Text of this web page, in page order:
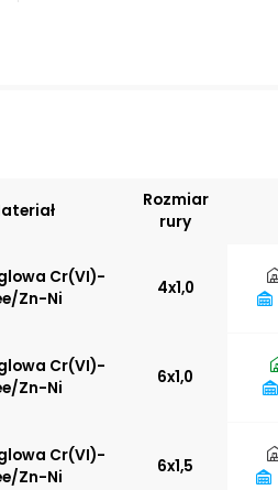
Do przewodów
hydraulicznych
Do rozdzielaczy
hydraulicznych
przyłączeniowych
Rozmiar
rury
Cr(VI)-
Zn-Ni
4x1,0
Cr(VI)-
Zn-Ni
6x1,0
Cr(VI)-
Zn-Ni
6x1,5